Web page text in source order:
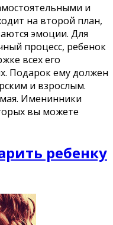
и
на второй план,
эмоции. Для
процесс, ребенок
всех его
Подарок ему должен
и взрослым.
Именинники
вы можете
ребенку